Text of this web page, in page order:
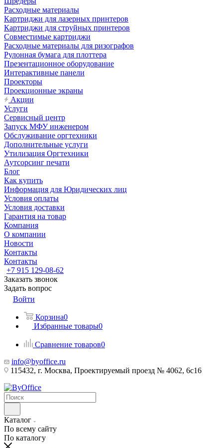
Расходные материалы
Картриджи для лазерных принтеров
Картриджи для струйных принтеров
Совместимые картриджи
Расходные материалы для ризографов
Рулонная бумага для плоттера
Презентационное оборудование
Интерактивные панели
Проекторы
Проекционные экраны
Акции
Услуги
Сервисный центр
Запуск МФУ инженером
Обслуживание оргтехники
Дополнительные услуги
Утилизация Оргтехники
Аутсорсинг печати
Блог
Как купить
Информация для Юридических лиц
Условия оплаты
Условия доставки
Гарантия на товар
Компания
О компании
Новости
Контакты
Контакты
+7 915 129-08-62
Заказать звонок
Задать вопрос
Войти
Корзина0
Избранные товары0
Сравнение товаров0
info@byoffice.ru
115432, г. Москва, Проектируемый проезд № 4062, 6с16
Каталог
По всему сайту
По каталогу